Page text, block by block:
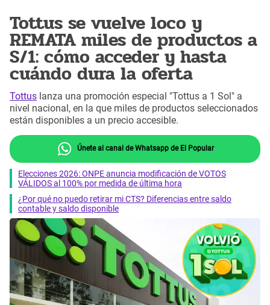
Tottus se vuelve loco y
REMATA miles de productos a
S/1: cómo acceder y hasta
cuándo dura la oferta
Tottus lanza una promoción especial "Tottus a 1 Sol" a
nivel nacional, en la que miles de productos seleccionados
están disponibles a un precio accesible.
Únete al canal de Whatsapp de El Popular
Elecciones 2026: ONPE anuncia modificación de VOTOS
VÁLIDOS al 100% por medida de última hora
¿Por qué no puedo retirar mi CTS? Diferencias entre saldo
contable y saldo disponible